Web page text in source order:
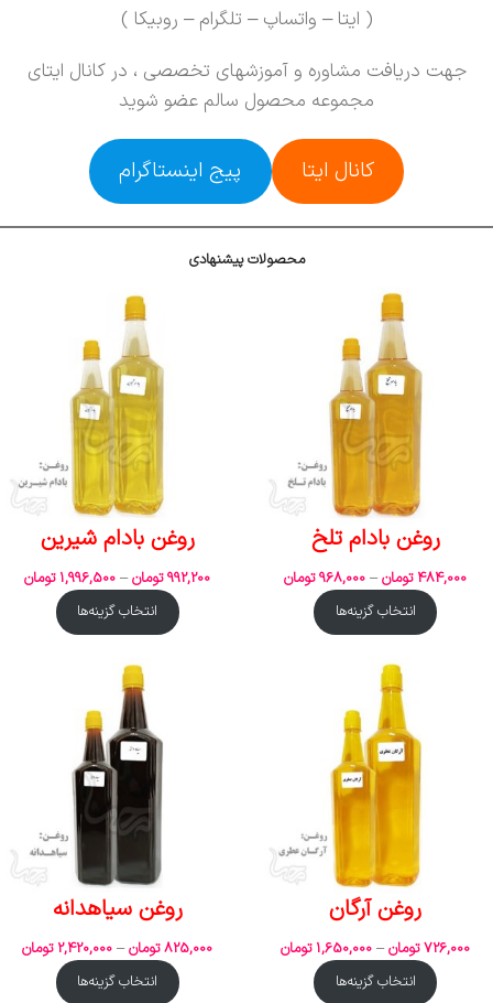
( ایتا – واتساپ – تلگرام – روبیکا )
جهت دریافت مشاوره و آموزشهای تخصصی ، در کانال ایتای
مجموعه محصول سالم عضو شوید
کانال ایتا پیج اینستاگرام
محصولات پیشنهادی
روغن بادام تلخ
484,000 تومان –
968,000 تومان
انتخاب گزینه‌ها
روغن بادام شیرین
992,200 تومان –
1,996,500 تومان
انتخاب گزینه‌ها
روغن آرگان
726,000 تومان –
1,650,000 تومان
انتخاب گزینه‌ها
روغن سیاهدانه
825,000 تومان –
2,420,000 تومان
انتخاب گزینه‌ها